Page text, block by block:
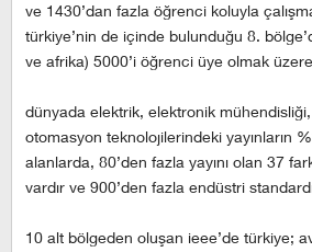
ve 1430’dan fazla öğrenci koluyla
türkiye’nin de içinde bulunduğu 8.
ve afrika) 5000’i öğrenci üye olmak
dünyada elektrik, elektronik
otomasyon teknolojilerindeki yayınların
alanlarda, 80’den fazla yayını olan 37
vardır ve 900’den fazla endüstri
10 alt bölgeden oluşan ieee’de türkiye;